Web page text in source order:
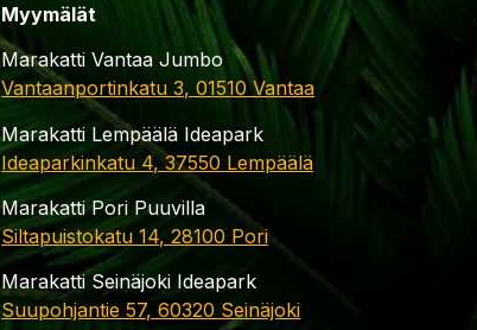
Myymälät
Marakatti Vantaa Jumbo
Vantaanportinkatu 3, 01510 Vantaa
Marakatti Lempäälä Ideapark
Ideaparkinkatu 4, 37550 Lempäälä
Marakatti Pori Puuvilla
Siltapuistokatu 14, 28100 Pori
Marakatti Seinäjoki Ideapark
Suupohjantie 57, 60320 Seinäjoki